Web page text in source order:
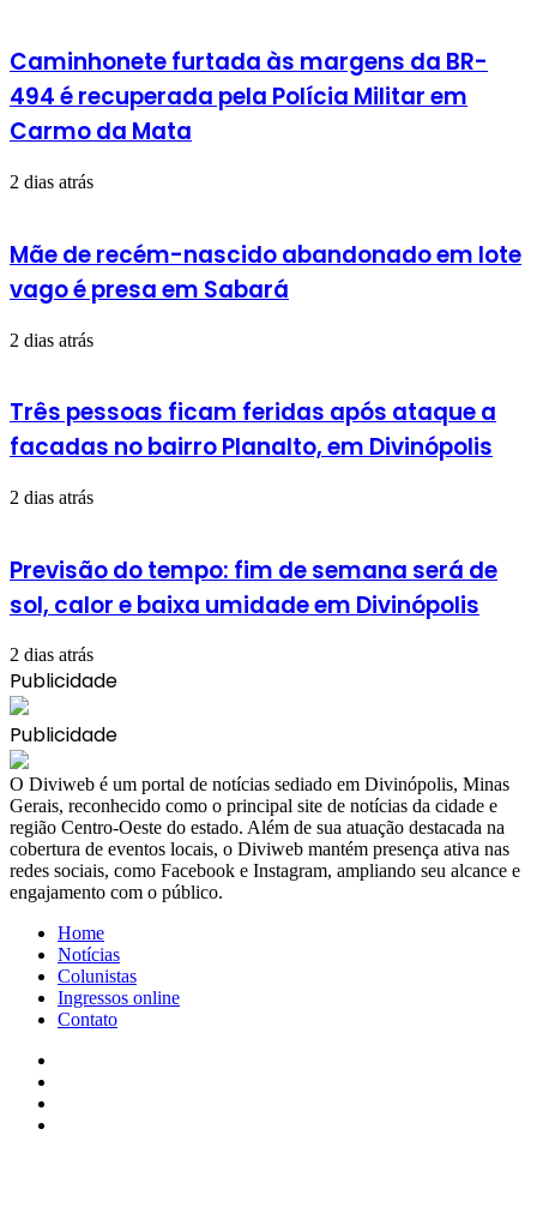
Caminhonete furtada às margens da BR-
494 é recuperada pela Polícia Militar em
Carmo da Mata
2 dias atrás
Mãe de recém-nascido abandonado em lote
vago é presa em Sabará
2 dias atrás
Três pessoas ficam feridas após ataque a
facadas no bairro Planalto, em Divinópolis
2 dias atrás
Previsão do tempo: fim de semana será de
sol, calor e baixa umidade em Divinópolis
2 dias atrás
Publicidade
Publicidade
​O Diviweb é um portal de notícias sediado em Divinópolis, Minas
Gerais, reconhecido como o principal site de notícias da cidade e
região Centro-Oeste do estado. Além de sua atuação destacada na
cobertura de eventos locais, o Diviweb mantém presença ativa nas
redes sociais, como Facebook e Instagram, ampliando seu alcance e
engajamento com o público.
Home
Notícias
Colunistas
Ingressos online
Contato